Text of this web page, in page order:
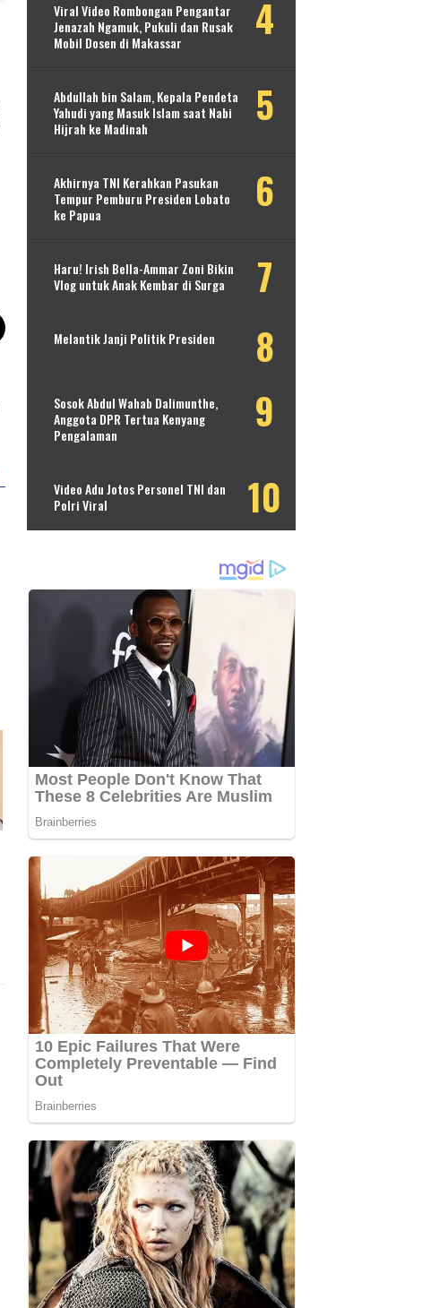
Viral Video Rombongan Pengantar
Jenazah Ngamuk, Pukuli dan Rusak
Mobil Dosen di Makassar
Abdullah bin Salam, Kepala Pendeta
Yahudi yang Masuk Islam saat Nabi
Hijrah ke Madinah
Akhirnya TNI Kerahkan Pasukan
Tempur Pemburu Presiden Lobato
ke Papua
Haru! Irish Bella-Ammar Zoni Bikin
Vlog untuk Anak Kembar di Surga
Melantik Janji Politik Presiden
Sosok Abdul Wahab Dalimunthe,
Anggota DPR Tertua Kenyang
Pengalaman
Video Adu Jotos Personel TNI dan
Polri Viral